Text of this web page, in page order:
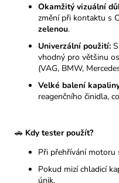
Okamžitý vizuální
změní při kontaktu s
zelenou.
Univerzální použití:
vhodný pro většinu
(VAG, BMW,
Velké balení
reagenčního činidla,
🚗 Kdy tester použít?
Při přehřívání motoru
Pokud mizí chladicí
únik.